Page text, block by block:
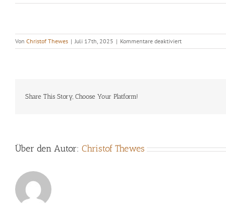
Von Christof Thewes | Juli 17th, 2025 | Kommentare deaktiviertfür
Saarklang
Share This Story, Choose Your Platform!
Über den Autor: Christof Thewes